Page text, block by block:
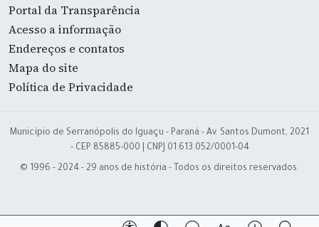
Portal da Transparência
Acesso a informação
Endereços e contatos
Mapa do site
Política de Privacidade
Município de Serranópolis do Iguaçu - Paraná - Av. Santos Dumont, 2021
- CEP 85885-000 | CNPJ 01.613.052/0001-04
© 1996 - 2024 - 29 anos de história - Todos os direitos reservados.